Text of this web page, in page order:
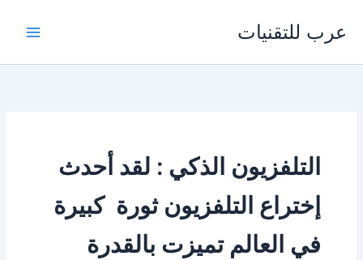
المحتوى
عرب للتقنيات
التلفزيون الذكي : لقد أحدث
إختراع التلفزيون ثورة كبيرة
في العالم تميزت بالقدرة